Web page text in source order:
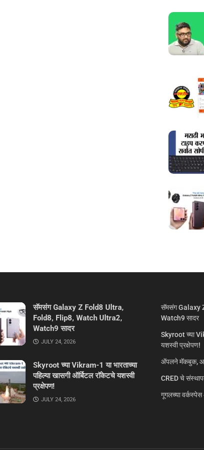
सॅमसंग Galaxy Z Fold8 Ultra,
Fold8, Flip8, Watch Ultra2,
Watch9 सादर
JULY 24, 2026
Skyroot च्या Vikram-1 या भारताच्या
पहिल्या खासगी ऑर्बिटल रॉकेटचे यशस्वी
प्रक्षेपण!
JULY 24, 2026
सॅमसंग Galaxy
Watch9 सादर
Skyroot च्या
यशस्वी प्रक्षेपण!
ॲपलने मॅकबुक,
CRED चे
गूगलच्या